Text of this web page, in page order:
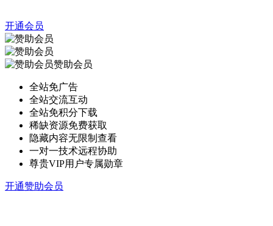
开通会员
赞助会员
全站免广告
全站交流互动
全站免积分下载
稀缺资源免费获取
隐藏内容无限制查看
一对一技术远程协助
尊贵VIP用户专属勋章
开通赞助会员